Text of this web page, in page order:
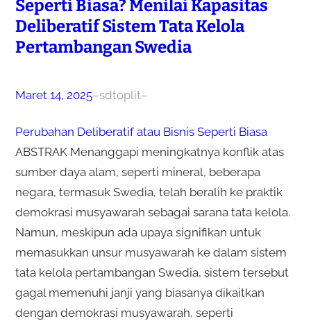
Seperti Biasa? Menilai Kapasitas
Deliberatif Sistem Tata Kelola
Pertambangan Swedia
Maret 14, 2025–sdtoplit–
Perubahan Deliberatif atau Bisnis Seperti Biasa
ABSTRAK Menanggapi meningkatnya konflik atas
sumber daya alam, seperti mineral, beberapa
negara, termasuk Swedia, telah beralih ke praktik
demokrasi musyawarah sebagai sarana tata kelola.
Namun, meskipun ada upaya signifikan untuk
memasukkan unsur musyawarah ke dalam sistem
tata kelola pertambangan Swedia, sistem tersebut
gagal memenuhi janji yang biasanya dikaitkan
dengan demokrasi musyawarah, seperti